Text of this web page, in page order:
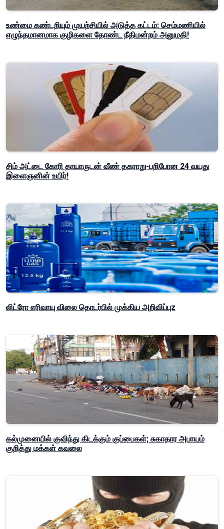
உண்மை கண்டறியும் முயற்சியில் அடுத்த கட்டம்: செம்மணியில்
எழுந்தமானமாக குழிகளை தோண்ட நீதிமன்றம் அனுமதி!
சிம் அட்டை கோரி தாயாருடன் வீண் தகராறு-பறிபோன 24 வயது
இளைஞனின் உயிர்!
லிட்ரோ எரிவாயு விலை தொடர்பில் முக்கிய அறிவிப்புz
கல்முனையில் குவிந்து கிடக்கும் குப்பைகள்; சுகாதார அபாயம்
குறித்து மக்கள் கவலை